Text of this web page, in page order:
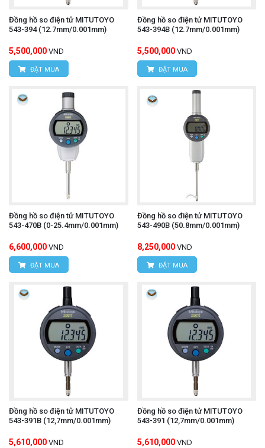
Đồng hồ so điện tử MITUTOYO
543-394 (12.7mm/0.001mm)
5,500,000 VND
ĐẶT MUA
Đồng hồ so điện tử MITUTOYO
543-394B (12.7mm/0.001mm)
5,500,000 VND
ĐẶT MUA
Đồng hồ so điện tử MITUTOYO
543-470B (0-25.4mm/0.001mm)
6,600,000 VND
ĐẶT MUA
Đồng hồ so điện tử MITUTOYO
543-490B (50.8mm/0.001mm)
8,250,000 VND
ĐẶT MUA
Đồng hồ so điện tử MITUTOYO
543-391B (12,7mm/0.001mm)
5,610,000 VND
Đồng hồ so điện tử MITUTOYO
543-391 (12,7mm/0.001mm)
5,610,000 VND